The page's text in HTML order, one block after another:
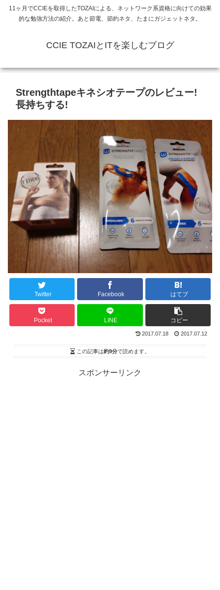
11ヶ月でCCIEを取得したTOZAIによる、ネットワーク系資格に向けての効果
的な勉強方法の紹介。あと節電、節約ネタ、たまにガジェットネタ。
CCIE TOZAIとITを楽しむブログ
Strengthtapeキネシオテープのレビュー!
長持ちする!
Twitter Facebook はてブ
Pocket LINE コピー
2017.07.18 2017.07.12
この記事は約9分で読めます。
スポンサーリンク